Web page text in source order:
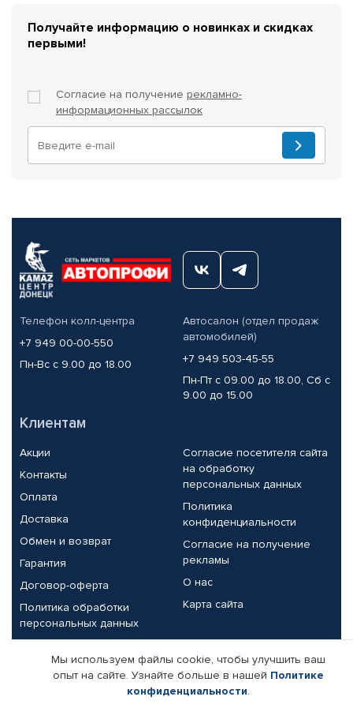
Получайте информацию о новинках и скидках
первыми!
Согласие на получение рекламно-
информационных рассылок
Телефон колл-центра
+7 949 00-00-550
Пн-Вс с 9.00 до 18.00
Автосалон (отдел продаж
автомобилей)
+7 949 503-45-55
Пн-Пт с 09.00 до 18.00, Сб с
9.00 до 15.00
Клиентам
Акции
Контакты
Оплата
Доставка
Обмен и возврат
Гарантия
Договор-оферта
Политика обработки
персональных данных
Согласие посетителя сайта
на обработку
персональных данных
Политика
конфиденциальности
Согласие на получение
рекламы
О нас
Карта сайта
Партнерам
Корпоративным клиентам
Реквизиты компании
Мы используем файлы cookie, чтобы улучшить ваш
опыт на сайте. Узнайте больше в нашей Политике
конфиденциальности.